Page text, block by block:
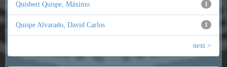
1
Quisbert Quispe, Máximo
1
Quispe Alvarado, David Carlos
next >